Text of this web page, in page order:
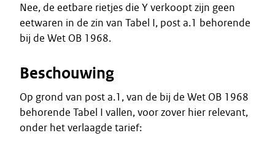
Nee, de eetbare rietjes die Y verkoopt zijn geen
eetwaren in de zin van Tabel I, post a.1 behorende
bij de Wet OB 1968.
Beschouwing
Op grond van post a.1, van de bij de Wet OB 1968
behorende Tabel I vallen, voor zover hier relevant,
onder het verlaagde tarief: